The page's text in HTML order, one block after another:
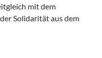
mit dem
Solidarität aus dem